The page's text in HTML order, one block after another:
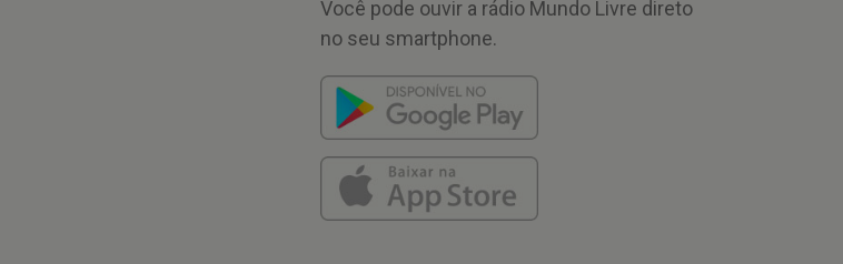
Você pode ouvir a rádio Mundo Livre direto
no seu smartphone.